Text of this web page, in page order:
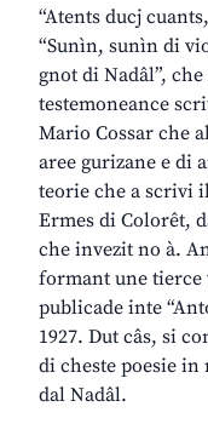
“Atents ducj
“Sunìn, sunìn di
gnot di Nadâl”,
testemoneance
Mario Cossar che
aree gurizane e di
teorie che a scrivi
Ermes di Colorêt,
che invezit no à.
formant une
publicade inte
1927. Dut câs, si
di cheste poesie
dal Nadâl.